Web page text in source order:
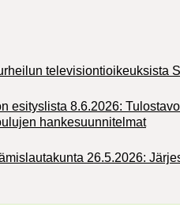
televisiontioikeuksista
esityslista 8.6.2026:
hankesuunnitelmat
26.5.2026: